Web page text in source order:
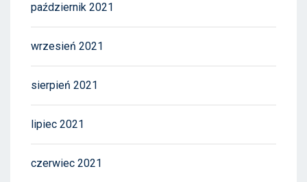
październik 2021
wrzesień 2021
sierpień 2021
lipiec 2021
czerwiec 2021